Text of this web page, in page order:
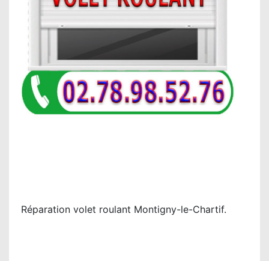
Réparation volet roulant Montigny-le-Chartif.